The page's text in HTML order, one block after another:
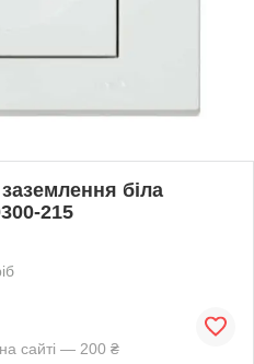
біла
215
сайті — 200 ₴